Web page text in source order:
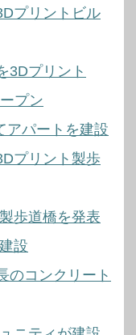
プリントビル
3Dプリント
プン
アパートを建設
プリント製歩
歩道橋を発表
設
のコンクリート